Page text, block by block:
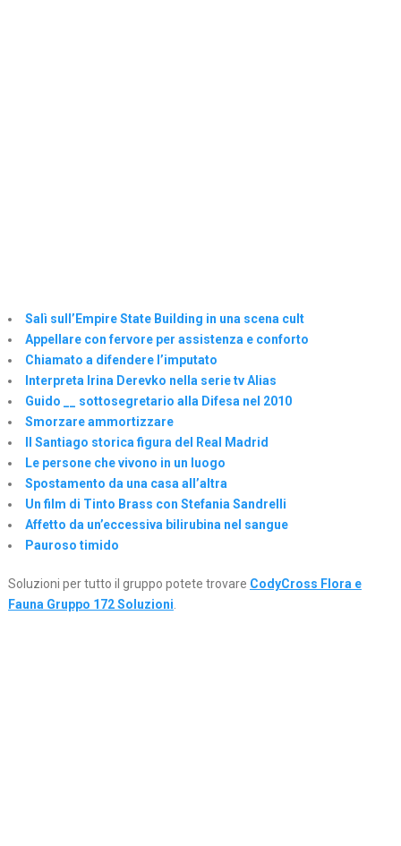
Salì sull’Empire State Building in una scena cult
Appellare con fervore per assistenza e conforto
Chiamato a difendere l’imputato
Interpreta Irina Derevko nella serie tv Alias
Guido __ sottosegretario alla Difesa nel 2010
Smorzare ammortizzare
Il Santiago storica figura del Real Madrid
Le persone che vivono in un luogo
Spostamento da una casa all’altra
Un film di Tinto Brass con Stefania Sandrelli
Affetto da un’eccessiva bilirubina nel sangue
Pauroso timido
Soluzioni per tutto il gruppo potete trovare CodyCross Flora e
Fauna Gruppo 172 Soluzioni.